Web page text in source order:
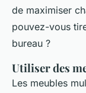
de maximiser
pouvez-vous
bureau ?
Utiliser des
Les meubles